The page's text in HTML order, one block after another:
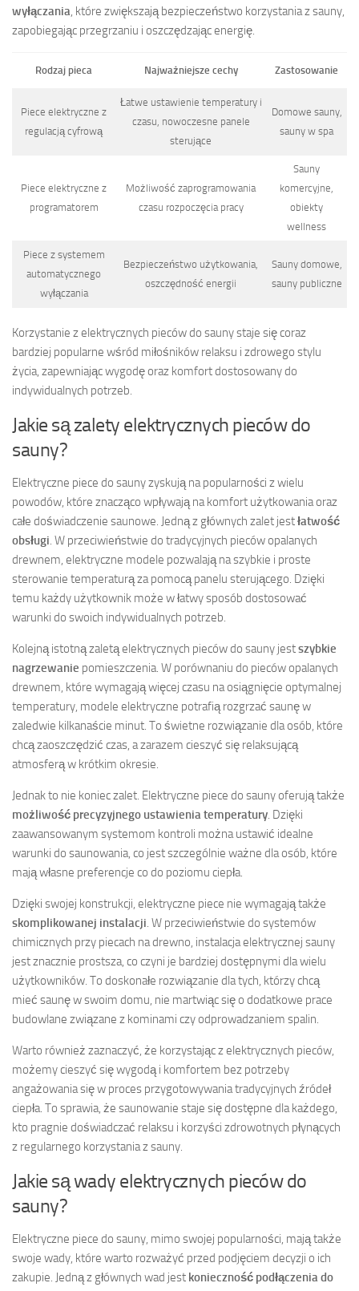
wyłączania, które zwiększają bezpieczeństwo korzystania z sauny,
zapobiegając przegrzaniu i oszczędzając energię.
Rodzaj pieca Najważniejsze cechy Zastosowanie
Piece elektryczne z
regulacją cyfrową
Łatwe ustawienie temperatury i
czasu, nowoczesne panele
sterujące
Domowe sauny,
sauny w spa
Piece elektryczne z
programatorem
Możliwość zaprogramowania
czasu rozpoczęcia pracy
Sauny
komercyjne,
obiekty
wellness
Piece z systemem
automatycznego
wyłączania
Bezpieczeństwo użytkowania,
oszczędność energii
Sauny domowe,
sauny publiczne
Korzystanie z elektrycznych pieców do sauny staje się coraz
bardziej popularne wśród miłośników relaksu i zdrowego stylu
życia, zapewniając wygodę oraz komfort dostosowany do
indywidualnych potrzeb.
Jakie są zalety elektrycznych pieców do
sauny?
Elektryczne piece do sauny zyskują na popularności z wielu
powodów, które znacząco wpływają na komfort użytkowania oraz
całe doświadczenie saunowe. Jedną z głównych zalet jestłatwość
obsługi. W przeciwieństwie do tradycyjnych pieców opalanych
drewnem, elektryczne modele pozwalają na szybkie i proste
sterowanie temperaturą za pomocą panelu sterującego. Dzięki
temu każdy użytkownik może w łatwy sposób dostosować
warunki do swoich indywidualnych potrzeb.
Kolejną istotną zaletą elektrycznych pieców do sauny jestszybkie
nagrzewanie pomieszczenia. W porównaniu do pieców opalanych
drewnem, które wymagają więcej czasu na osiągnięcie optymalnej
temperatury, modele elektryczne potrafią rozgrzać saunę w
zaledwie kilkanaście minut. To świetne rozwiązanie dla osób, które
chcą zaoszczędzić czas, a zarazem cieszyć się relaksującą
atmosferą w krótkim okresie.
Jednak to nie koniec zalet. Elektryczne piece do sauny oferują także
możliwość precyzyjnego ustawienia temperatury. Dzięki
zaawansowanym systemom kontroli można ustawić idealne
warunki do saunowania, co jest szczególnie ważne dla osób, które
mają własne preferencje co do poziomu ciepła.
Dzięki swojej konstrukcji, elektryczne piece nie wymagają także
skomplikowanej instalacji. W przeciwieństwie do systemów
chimicznych przy piecach na drewno, instalacja elektrycznej sauny
jest znacznie prostsza, co czyni je bardziej dostępnymi dla wielu
użytkowników. To doskonałe rozwiązanie dla tych, którzy chcą
mieć saunę w swoim domu, nie martwiąc się o dodatkowe prace
budowlane związane z kominami czy odprowadzaniem spalin.
Warto również zaznaczyć, że korzystając z elektrycznych pieców,
możemy cieszyć się wygodą i komfortem bez potrzeby
angażowania się w proces przygotowywania tradycyjnych źródeł
ciepła. To sprawia, że saunowanie staje się dostępne dla każdego,
kto pragnie doświadczać relaksu i korzyści zdrowotnych płynących
z regularnego korzystania z sauny.
Jakie są wady elektrycznych pieców do
sauny?
Elektryczne piece do sauny, mimo swojej popularności, mają także
swoje wady, które warto rozważyć przed podjęciem decyzji o ich
zakupie. Jedną z głównych wad jest konieczność podłączenia do